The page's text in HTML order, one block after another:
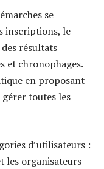
se
inscriptions, le
résultats
et chronophages.
en proposant
toutes les
d’utilisateurs :
les organisateurs